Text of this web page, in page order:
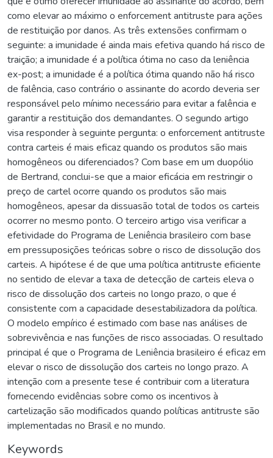
como elevar ao máximo o enforcement antitruste para ações
de restituição por danos. As três extensões confirmam o
seguinte: a imunidade é ainda mais efetiva quando há risco de
traição; a imunidade é a política ótima no caso da leniência
ex-post; a imunidade é a política ótima quando não há risco
de falência, caso contrário o assinante do acordo deveria ser
responsável pelo mínimo necessário para evitar a falência e
garantir a restituição dos demandantes. O segundo artigo
visa responder à seguinte pergunta: o enforcement antitruste
contra carteis é mais eficaz quando os produtos são mais
homogêneos ou diferenciados? Com base em um duopólio
de Bertrand, conclui-se que a maior eficácia em restringir o
preço de cartel ocorre quando os produtos são mais
homogêneos, apesar da dissuasão total de todos os carteis
ocorrer no mesmo ponto. O terceiro artigo visa verificar a
efetividade do Programa de Leniência brasileiro com base
em pressuposições teóricas sobre o risco de dissolução dos
carteis. A hipótese é de que uma política antitruste eficiente
no sentido de elevar a taxa de detecção de carteis eleva o
risco de dissolução dos carteis no longo prazo, o que é
consistente com a capacidade desestabilizadora da política.
O modelo empírico é estimado com base nas análises de
sobrevivência e nas funções de risco associadas. O resultado
principal é que o Programa de Leniência brasileiro é eficaz em
elevar o risco de dissolução dos carteis no longo prazo. A
intenção com a presente tese é contribuir com a literatura
fornecendo evidências sobre como os incentivos à
cartelização são modificados quando políticas antitruste são
implementadas no Brasil e no mundo.
Keywords